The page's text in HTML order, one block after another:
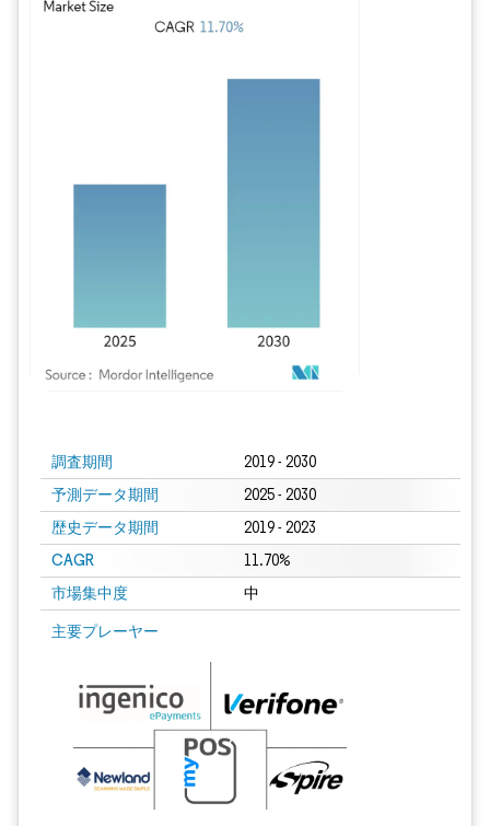
調査期間 2019 - 2030
予測データ期間 2025 - 2030
歴史データ期間 2019 - 2023
CAGR 11.70%
市場集中度 中
主要プレーヤー